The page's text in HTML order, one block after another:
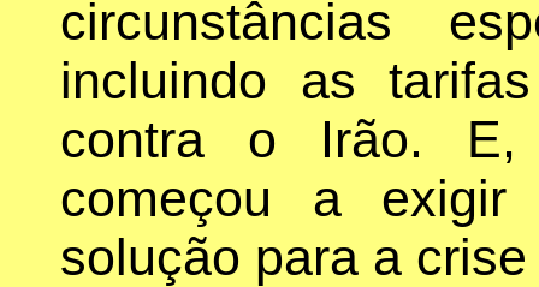
circunstâncias
incluindo as
contra o Irão.
começou a exigir
solução para a